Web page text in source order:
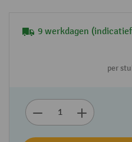
9 werkdagen
per